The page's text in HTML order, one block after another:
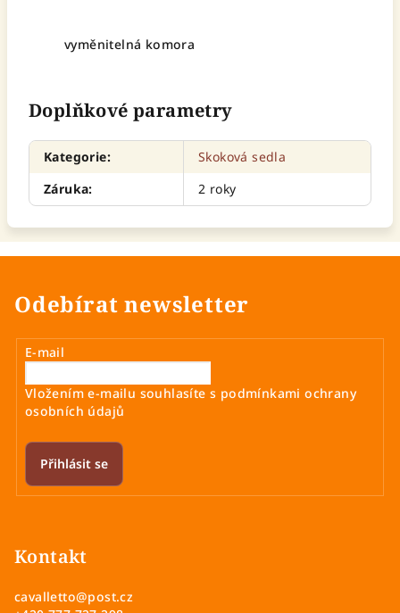
vyměnitelná komora
Doplňkové parametry
Kategorie:
Skoková sedla
Záruka: 2 roky
Odebírat newsletter
E-mail
Vložením e-mailu souhlasíte s podmínkami ochrany
osobních údajů
Přihlásit se
Kontakt
cavalletto@post.cz